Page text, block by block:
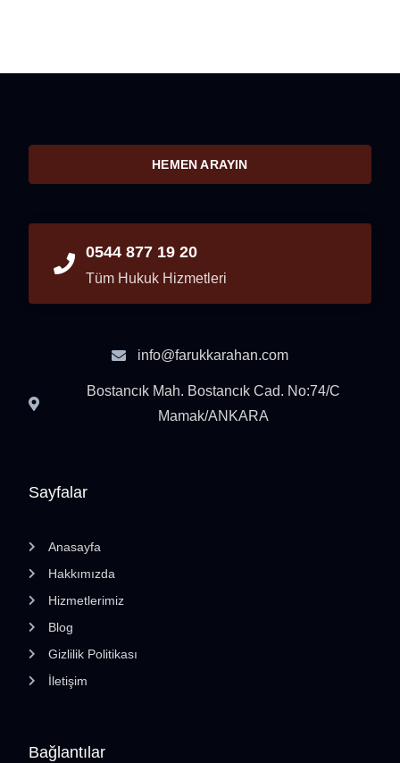
Bağlantılar
Sayfalar
Anasayfa
Hakkımızda
Hizmetlerimiz
Blog
Gizlilik Politikası
İletişim
HEMEN ARAYIN
0544 877 19 20
Tüm Hukuk Hizmetleri
info@farukkarahan.com
Bostancık Mah. Bostancık Cad. No:74/C
Mamak/ANKARA